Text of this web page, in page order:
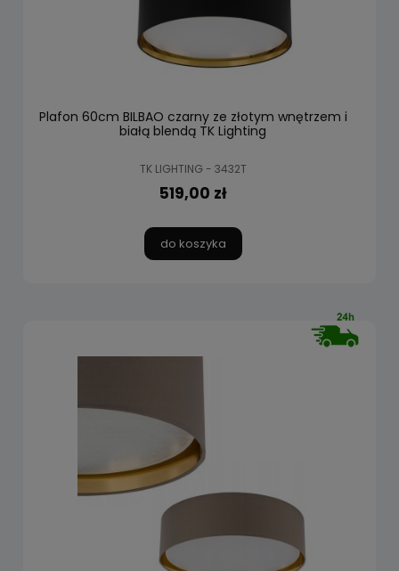
Plafon 60cm BILBAO czarny ze złotym wnętrzem i
białą blendą TK Lighting
TK LIGHTING - 3432T
519,00 zł
do koszyka